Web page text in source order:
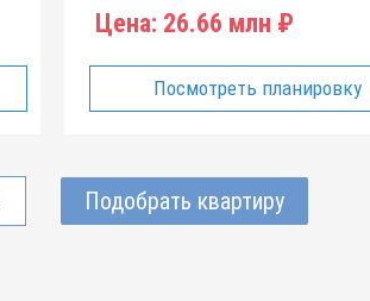
Цена: 26.66 млн ₽
Посмотреть планировку
Подобрать квартиру